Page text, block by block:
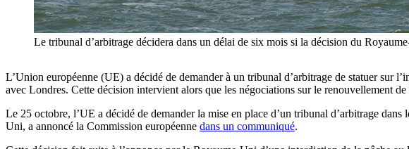
Le tribunal d’arbitrage décidera dans un délai de six mois si la décision du
L’Union européenne (UE) a décidé de demander à un tribunal d’arbitrage de statuer sur
avec Londres. Cette décision intervient alors que les négociations sur le renouvellement
Le 25 octobre, l’UE a décidé de demander la mise en place d’un tribunal d’arbitrage
Uni, a annoncé la Commission européenne dans un communiqué.